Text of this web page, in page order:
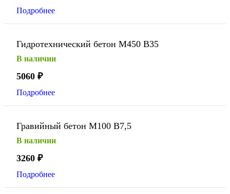
Подробнее
Гидротехнический бетон М450 В35
В наличии
5060 ₽
Подробнее
Гравийный бетон М100 В7,5
В наличии
3260 ₽
Подробнее